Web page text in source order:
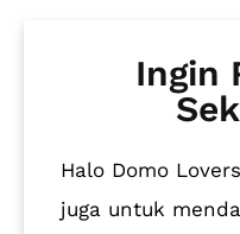
Ingin
Halo Domo Lovers
juga untuk